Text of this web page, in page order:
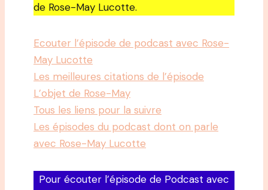
de Rose-May Lucotte.
Ecouter l’épisode de podcast avec Rose-
May Lucotte
Les meilleures citations de l’épisode
L’objet de Rose-May
Tous les liens pour la suivre
Les épisodes du podcast dont on parle
avec Rose-May Lucotte
Pour écouter l’épisode de Podcast avec